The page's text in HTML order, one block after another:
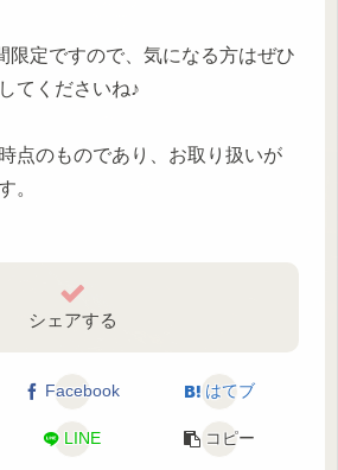
限定ですので、気になる方はぜひ
てくださいね♪
点のものであり、お取り扱いが
。
シェアする
Facebook はてブ
LINE コピー